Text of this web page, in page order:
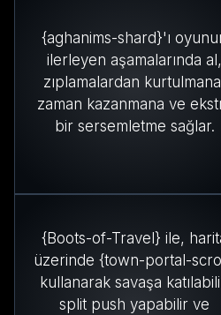
{aghanims-shard}'ı
ilerleyen aşamalarında al,
zıplamalardan
zaman kazanmana ve
bir sersemletme sağlar.
{Boots-of-Travel} ile,
üzerinde {town-portal-
kullanarak savaşa
split push yapabilir ve